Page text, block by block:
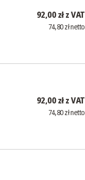
92,00 zł z VAT
74,80 zł netto
92,00 zł z VAT
74,80 zł netto